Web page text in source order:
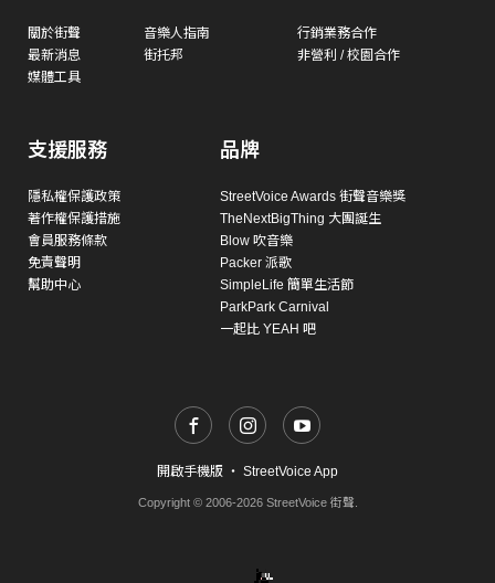
關於街聲
最新消息
媒體工具
音樂人指南
街托邦
行銷業務合作
非營利 / 校園合作
支援服務
隱私權保護政策
著作權保護措施
會員服務條款
免責聲明
幫助中心
品牌
StreetVoice Awards 街聲音樂獎
TheNextBigThing 大團誕生
Blow 吹音樂
Packer 派歌
SimpleLife 簡單生活節
ParkPark Carnival
一起比 YEAH 吧
開啟手機版 ・ StreetVoice App
Copyright © 2006-2026 StreetVoice 街聲.